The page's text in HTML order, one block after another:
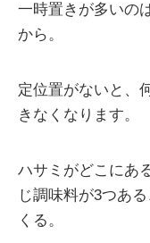
一時置きが多いの
から。
定位置がないと、
きなくなります。
ハサミがどこにあ
じ調味料が3つあ
くる。